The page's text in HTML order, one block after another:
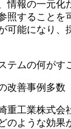
情報の一元化
照することを
可能になり、
テムの何がす
改善事例多数
重工業株式会
のような効果